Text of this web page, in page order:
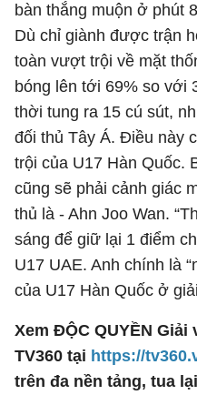
bàn thắng muộn ở phút
Dù chỉ giành được trận
toàn vượt trội về mặt
bóng lên tới 69% so với
thời tung ra 15 cú sút,
đối thủ Tây Á. Điều này
trội của U17 Hàn Quốc.
cũng sẽ phải cảnh giác
thủ là - Ahn Joo Wan.
sáng để giữ lại 1 điểm
U17 UAE. Anh chính là
của U17 Hàn Quốc ở
Xem ĐỘC QUYỀN
TV360 tại https://
trên đa nền tảng, tua